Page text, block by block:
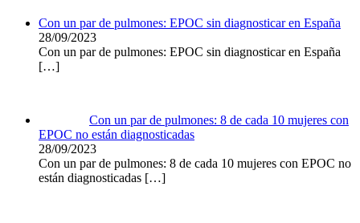
Con un par de pulmones: EPOC sin diagnosticar en España
28/09/2023
Con un par de pulmones: EPOC sin diagnosticar en España
[…]
Con un par de pulmones: 8 de cada 10 mujeres con
EPOC no están diagnosticadas
28/09/2023
Con un par de pulmones: 8 de cada 10 mujeres con EPOC no
están diagnosticadas […]